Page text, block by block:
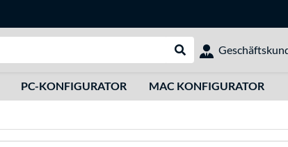
Suche durchführen
PC-KONFIGURATOR MAC KONFIGURATOR